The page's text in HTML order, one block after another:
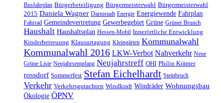
Busfahrplan Bürgerbeteiligung Bürgermeisterwahl Bürgermeisterwahl
2015 Daniela Wagner Darmstadt Energie Energiewende Fahrplan
Fahrrad Gemeindevertretung Gewerbegebiet Grüne Grüner Brunch
Haushalt Haushaltsplan Hessen-Mobil Innerörtliche Entwicklung
Kinderbetreuung Klausurtagung Kleingärten Kommunalwahl
Kommunalwahl 2016 LKW-Verbot Nahverkehr Neue
Grüne Liste Neujahrsempfang Neujahrstreff OHI Philip Krämer
rossdorf Sommerfest Stefan Eichelhardt Steinbruch
Verkehr Verkehrsgutachten Windkraft Windräder Wohnungsbau
Ökologie ÖPNV